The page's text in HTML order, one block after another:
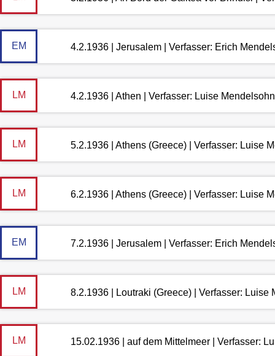
EM 4.2.1936 | Jerusalem | Verfasser: Erich
LM 4.2.1936 | Athen | Verfasser: Luise Mendelsohn
LM 5.2.1936 | Athens (Greece) | Verfasser: Luise
LM 6.2.1936 | Athens (Greece) | Verfasser: Luise
EM 7.2.1936 | Jerusalem | Verfasser: Erich
LM 8.2.1936 | Loutraki (Greece) | Verfasser: Luise
LM 15.02.1936 | auf dem Mittelmeer | Verfasser: